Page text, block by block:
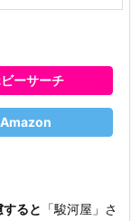
ーサーチ
Amazon
ると 「駿河屋」さ